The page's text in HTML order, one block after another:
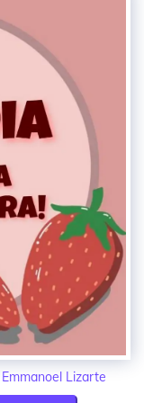
Emmanoel Lizarte